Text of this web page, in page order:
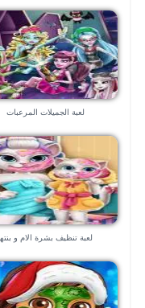
لعبة الجميلات المرعبات
لعبة تنظيف بشرة الام و بنتها